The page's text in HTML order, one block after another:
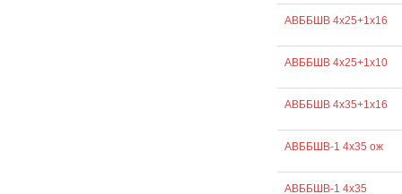
АВББШВ 4х25+1х16
АВББШВ 4х25+1х10
АВББШВ 4х35+1х16
АВББШВ-1 4х35 ож
АВББШВ-1 4х35